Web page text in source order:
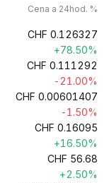
Cena a 24hod. %
CHF 0.126327
+78.50%
CHF 0.111292
-21.00%
CHF 0.00601407
-1.50%
CHF 0.16095
+16.50%
CHF 56.68
+2.50%